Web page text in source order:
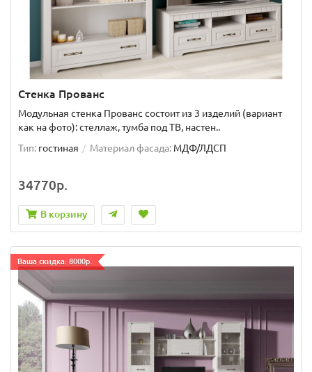
Стенка Прованс
Модульная стенка Прованс состоит из 3 изделий (вариант
как на фото): стеллаж, тумба под ТВ, настен..
Тип: гостиная Материал фасада: МДФ/ЛДСП
34770р.
В корзину
Ваша скидка: 8000р.